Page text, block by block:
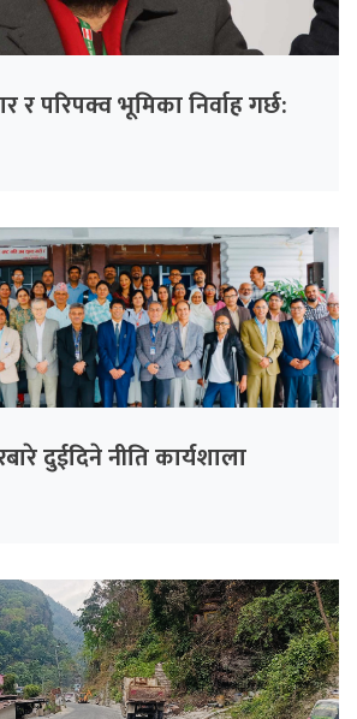
र परिपक्व भूमिका निर्वाह गर्छ:
दुईदिने नीति कार्यशाला